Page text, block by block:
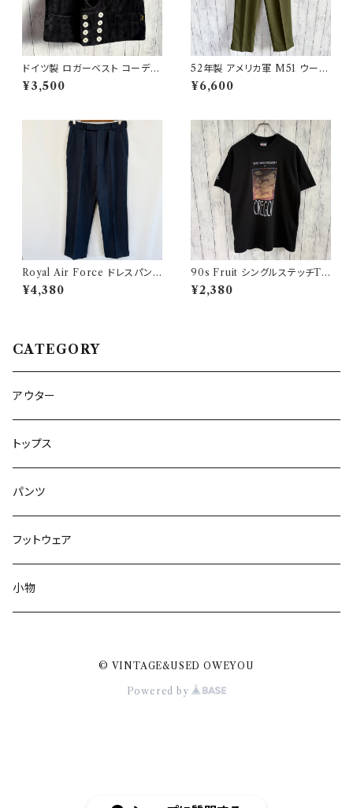
ドイツ製 ロガーベスト コーデュ
ロイベスト ワークベスト 黒 ダブ
ルブレスト
¥3,500
52年製 アメリカ軍 M51 ウール
パンツ ミリタリーパンツ スラッ
クス ヴィンテージ US ARMY 1
¥6,600
Royal Air Force ドレスパンツ
イギリス軍 スラックス ミリタリ
ーパンツ 8
¥4,380
90s Fruit シングルステッチTシ
ャツ プリントT
¥2,380
CATEGORY
アウター
トップス
パンツ
フットウェア
小物
© VINTAGE&USED OWEYOU
Powered by